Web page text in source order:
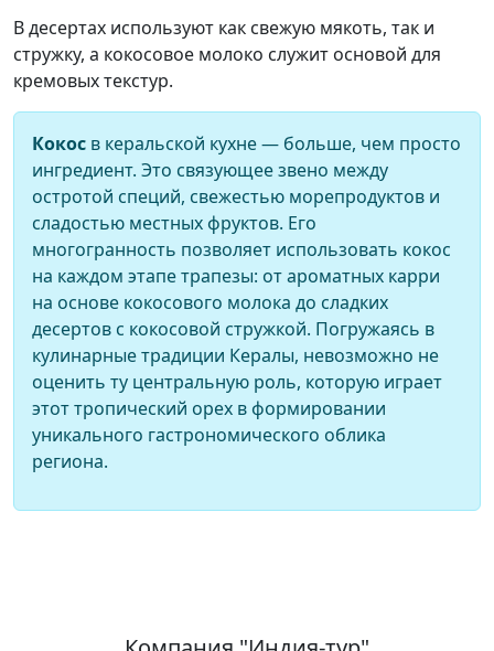
В десертах используют как свежую мякоть, так и
стружку, а кокосовое молоко служит основой для
кремовых текстур.
Кокос в керальской кухне — больше, чем просто
ингредиент. Это связующее звено между
остротой специй, свежестью морепродуктов и
сладостью местных фруктов. Его
многогранность позволяет использовать кокос
на каждом этапе трапезы: от ароматных карри
на основе кокосового молока до сладких
десертов с кокосовой стружкой. Погружаясь в
кулинарные традиции Кералы, невозможно не
оценить ту центральную роль, которую играет
этот тропический орех в формировании
уникального гастрономического облика
региона.